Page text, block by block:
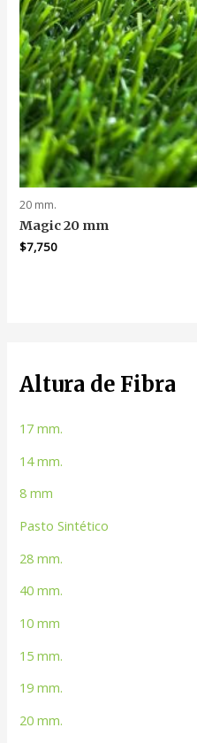
Altura de Fibra
17 mm.
14 mm.
8 mm
Pasto Sintético
28 mm.
40 mm.
10 mm
15 mm.
19 mm.
20 mm.
20 mm.
Magic 20 mm
$7,750